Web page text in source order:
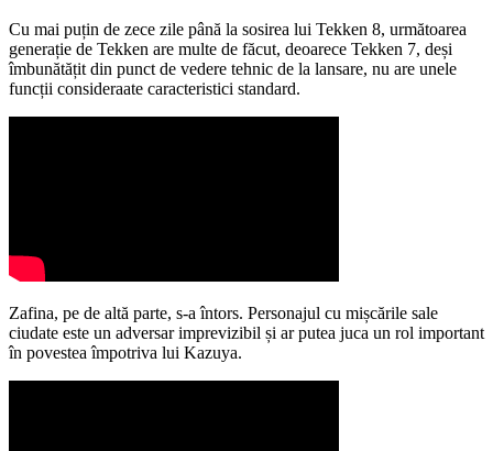
Cu mai puțin de zece zile până la sosirea lui Tekken 8, următoarea
generație de Tekken are multe de făcut, deoarece Tekken 7, deși
îmbunătățit din punct de vedere tehnic de la lansare, nu are unele
funcții consideraate caracteristici standard.
Zafina, pe de altă parte, s-a întors. Personajul cu mișcările sale
ciudate este un adversar imprevizibil și ar putea juca un rol important
în povestea împotriva lui Kazuya.